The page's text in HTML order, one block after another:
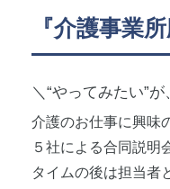
『介護事業
＼“やってみたい”
介護のお仕事に興味
５社による合同説明
タイムの後は担当者